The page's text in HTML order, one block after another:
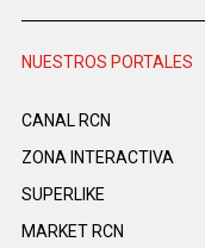
NUESTROS PORTALES
CANAL RCN
ZONA INTERACTIVA
SUPERLIKE
MARKET RCN